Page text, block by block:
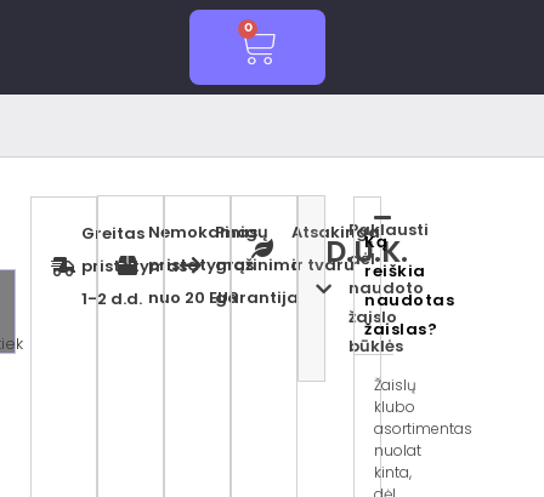
0
Cart
Greitas
pristatymas
1-2 d.d.
Nemokamas
pristatymas
nuo 20 EUR
Pinigų
grąžinimo
garantija
Atsakinga
ir tvaru
Paklausti
dėl
naudoto
žaislo
būklės
D.U.K.
Ką
reiškia
naudotas
žaislas?
Žaislų
klubo
asortimentas
nuolat
kinta,